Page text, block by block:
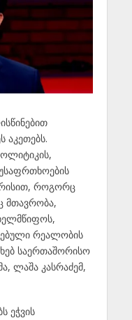
აკეთებს.
როგორც
მთავრობა,
რეალობის
საერთაშორისო
ლაშა კასრაძემ,
ეჭვის